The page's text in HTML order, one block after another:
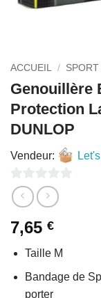
ACCUEIL /
Genouillère
Protection
DUNLOP
Vendeur:
0
sur
5
7,65 €
Taille M
Bandage de
porter